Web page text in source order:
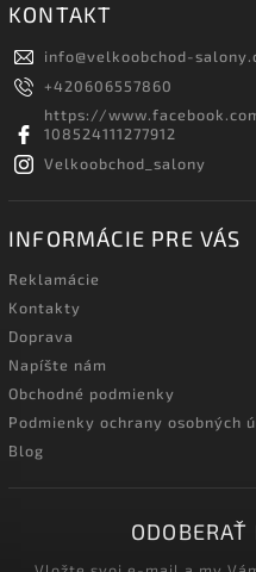
KONTAKT
info@velkoobchod-
+420606557860
https://
108524111277912
Velkoobchod_salony
INFORMÁCIE PRE VÁS
Reklamácie
Kontakty
Doprava
Napíšte nám
Obchodné podmienky
Podmienky ochrany osobných
Blog